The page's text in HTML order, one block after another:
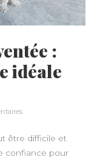
:
idéale
être difficile et
confiance pour